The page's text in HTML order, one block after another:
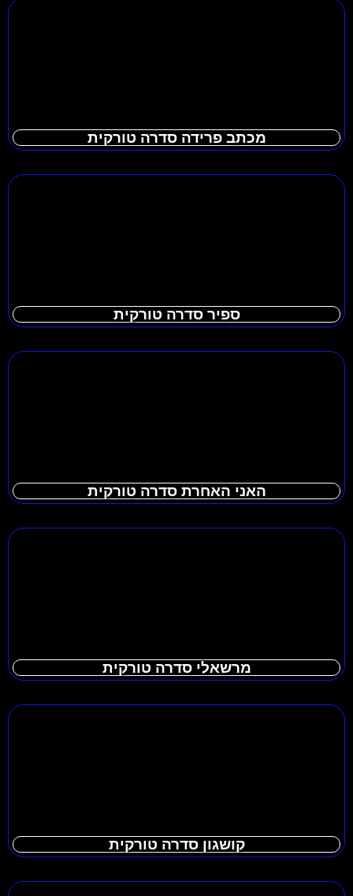
מכתב פרידה סדרה טורקית
ספיר סדרה טורקית
האני האחרת סדרה טורקית
מרשאלי סדרה טורקית
קושגון סדרה טורקית